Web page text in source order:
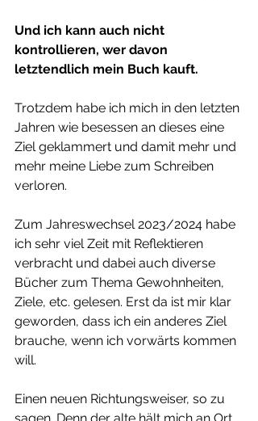
Und ich kann auch nicht
kontrollieren, wer davon
letztendlich mein Buch kauft.
Trotzdem habe ich mich in den letzten
Jahren wie besessen an dieses eine
Ziel geklammert und damit mehr und
mehr meine Liebe zum Schreiben
verloren.
Zum Jahreswechsel 2023/2024 habe
ich sehr viel Zeit mit Reflektieren
verbracht und dabei auch diverse
Bücher zum Thema Gewohnheiten,
Ziele, etc. gelesen. Erst da ist mir klar
geworden, dass ich ein anderes Ziel
brauche, wenn ich vorwärts kommen
will.
Einen neuen Richtungsweiser, so zu